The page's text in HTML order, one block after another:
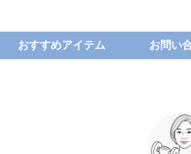
おすすめアイテム お問い